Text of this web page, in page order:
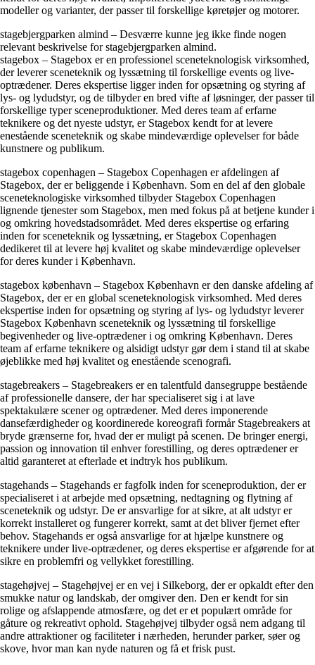
modeller og varianter, der passer til forskellige køretøjer og motorer.
stagebjergparken almind – Desværre kunne jeg ikke finde nogen
relevant beskrivelse for stagebjergparken almind.
stagebox – Stagebox er en professionel sceneteknologisk virksomhed,
der leverer sceneteknik og lyssætning til forskellige events og live-
optrædener. Deres ekspertise ligger inden for opsætning og styring af
lys- og lydudstyr, og de tilbyder en bred vifte af løsninger, der passer til
forskellige typer sceneproduktioner. Med deres team af erfarne
teknikere og det nyeste udstyr, er Stagebox kendt for at levere
enestående sceneteknik og skabe mindeværdige oplevelser for både
kunstnere og publikum.
stagebox copenhagen – Stagebox Copenhagen er afdelingen af
Stagebox, der er beliggende i København. Som en del af den globale
sceneteknologiske virksomhed tilbyder Stagebox Copenhagen
lignende tjenester som Stagebox, men med fokus på at betjene kunder i
og omkring hovedstadsområdet. Med deres ekspertise og erfaring
inden for sceneteknik og lyssætning, er Stagebox Copenhagen
dedikeret til at levere høj kvalitet og skabe mindeværdige oplevelser
for deres kunder i København.
stagebox københavn – Stagebox København er den danske afdeling af
Stagebox, der er en global sceneteknologisk virksomhed. Med deres
ekspertise inden for opsætning og styring af lys- og lydudstyr leverer
Stagebox København sceneteknik og lyssætning til forskellige
begivenheder og live-optrædener i og omkring København. Deres
team af erfarne teknikere og alsidigt udstyr gør dem i stand til at skabe
øjeblikke med høj kvalitet og enestående scenografi.
stagebreakers – Stagebreakers er en talentfuld dansegruppe bestående
af professionelle dansere, der har specialiseret sig i at lave
spektakulære scener og optrædener. Med deres imponerende
dansefærdigheder og koordinerede koreografi formår Stagebreakers at
bryde grænserne for, hvad der er muligt på scenen. De bringer energi,
passion og innovation til enhver forestilling, og deres optrædener er
altid garanteret at efterlade et indtryk hos publikum.
stagehands – Stagehands er fagfolk inden for sceneproduktion, der er
specialiseret i at arbejde med opsætning, nedtagning og flytning af
sceneteknik og udstyr. De er ansvarlige for at sikre, at alt udstyr er
korrekt installeret og fungerer korrekt, samt at det bliver fjernet efter
behov. Stagehands er også ansvarlige for at hjælpe kunstnere og
teknikere under live-optrædener, og deres ekspertise er afgørende for at
sikre en problemfri og vellykket forestilling.
stagehøjvej – Stagehøjvej er en vej i Silkeborg, der er opkaldt efter den
smukke natur og landskab, der omgiver den. Den er kendt for sin
rolige og afslappende atmosfære, og det er et populært område for
gåture og rekreativt ophold. Stagehøjvej tilbyder også nem adgang til
andre attraktioner og faciliteter i nærheden, herunder parker, søer og
skove, hvor man kan nyde naturen og få et frisk pust.